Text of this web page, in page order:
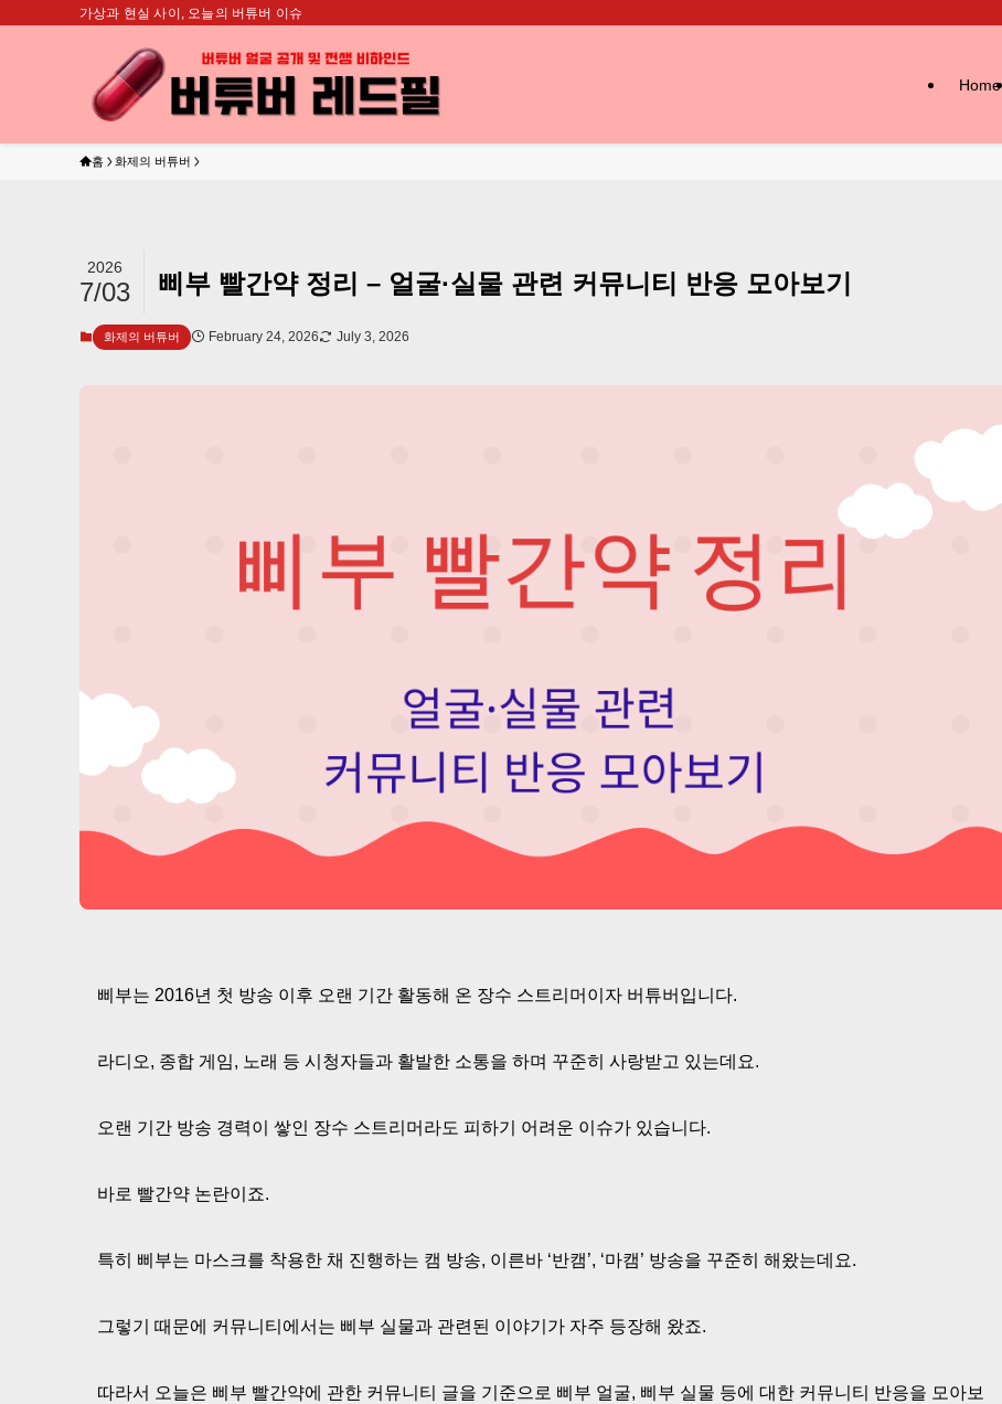
가상과 현실 사이, 오늘의 버튜버 이슈
Home
홈 화제의 버튜버
삐부 빨간약 정리 – 얼굴·실물 관련 커뮤니티 반응 모아보기
2026
7/03
화제의 버튜버 February 24, 2026 July 3, 2026
삐부는 2016년 첫 방송 이후 오랜 기간 활동해 온 장수 스트리머이자 버튜버입니다.
라디오, 종합 게임, 노래 등 시청자들과 활발한 소통을 하며 꾸준히 사랑받고 있는데요.
오랜 기간 방송 경력이 쌓인 장수 스트리머라도 피하기 어려운 이슈가 있습니다.
바로 빨간약 논란이죠.
특히 삐부는 마스크를 착용한 채 진행하는 캠 방송, 이른바 ‘반캠’, ‘마캠’ 방송을 꾸준히 해왔는데요.
그렇기 때문에 커뮤니티에서는 삐부 실물과 관련된 이야기가 자주 등장해 왔죠.
따라서 오늘은 삐부 빨간약에 관한 커뮤니티 글을 기준으로 삐부 얼굴, 삐부 실물 등에 대한 커뮤니티 반응을 모아보